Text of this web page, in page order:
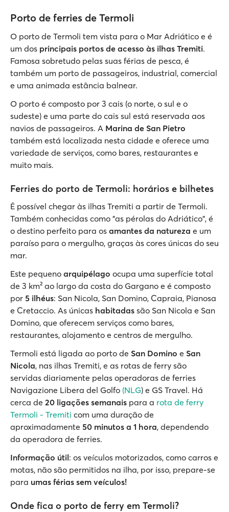
Porto de ferries de Termoli
O porto de Termoli tem vista para o Mar Adriático e é
um dos principais portos de acesso às ilhas Tremiti.
Famosa sobretudo pelas suas férias de pesca, é
também um porto de passageiros, industrial, comercial
e uma animada estância balnear.
O porto é composto por 3 cais (o norte, o sul e o
sudeste) e uma parte do cais sul está reservada aos
navios de passageiros. A Marina de San Pietro
também está localizada nesta cidade e oferece uma
variedade de serviços, como bares, restaurantes e
muito mais.
Ferries do porto de Termoli: horários e bilhetes
É possível chegar às ilhas Tremiti a partir de Termoli.
Também conhecidas como "as pérolas do Adriático", é
o destino perfeito para os amantes da natureza e um
paraíso para o mergulho, graças às cores únicas do seu
mar.
Este pequeno arquipélago ocupa uma superfície total
de 3 km² ao largo da costa do Gargano e é composto
por 5 ilhéus: San Nicola, San Domino, Capraia, Pianosa
e Cretaccio. As únicas habitadas são San Nicola e San
Domino, que oferecem serviços como bares,
restaurantes, alojamento e centros de mergulho.
Termoli está ligada ao porto de San Domino e San
Nicola, nas ilhas Tremiti, e as rotas de ferry são
servidas diariamente pelas operadoras de ferries
Navigazione Libera del Golfo (NLG) e GS Travel. Há
cerca de 20 ligações semanais para a rota de ferry
Termoli - Tremiti com uma duração de
aproximadamente 50 minutos a 1 hora, dependendo
da operadora de ferries.
Informação útil: os veículos motorizados, como carros e
motas, não são permitidos na ilha, por isso, prepare-se
para umas férias sem veículos!
Onde fica o porto de ferry em Termoli?